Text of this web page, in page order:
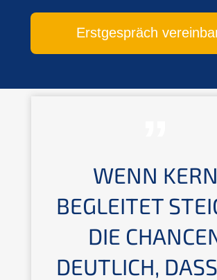
Erstgespräch
WENN KERN
BEGLEITET
DIE
DEUTLICH,